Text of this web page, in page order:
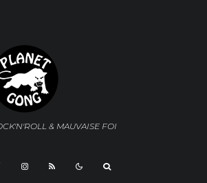
& MAUVAISE FOI